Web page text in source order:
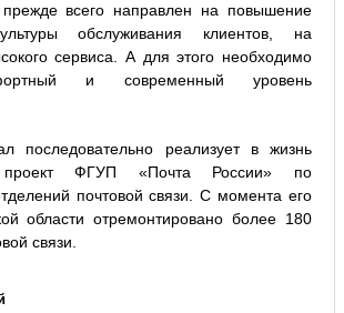
прежде всего направлен на повышение
обслуживания клиентов, на
сервиса. А для этого необходимо
и современный уровень
последовательно реализует в жизнь
проект ФГУП «Почта России» по
почтовой связи. С момента его
области отремонтировано более 180
связи.